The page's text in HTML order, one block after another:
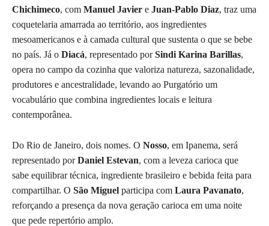
Chichimeco, com Manuel Javier e Juan-Pablo Diaz, traz uma
coquetelaria amarrada ao território, aos ingredientes
mesoamericanos e à camada cultural que sustenta o que se bebe
no país. Já o Diacá, representado porSindi Karina Barillas,
opera no campo da cozinha que valoriza natureza, sazonalidade,
produtores e ancestralidade, levando ao Purgatório um
vocabulário que combina ingredientes locais e leitura
contemporânea.
Do Rio de Janeiro, dois nomes. O Nosso, em Ipanema, será
representado porDaniel Estevan, com a leveza carioca que
sabe equilibrar técnica, ingrediente brasileiro e bebida feita para
compartilhar. O São Miguel participa com Laura Pavanato,
reforçando a presença da nova geração carioca em uma noite
que pede repertório amplo.